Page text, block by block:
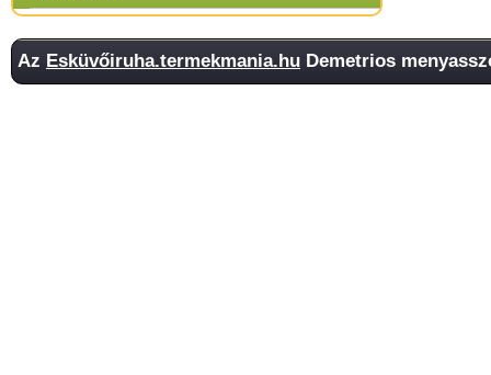
Az Esküvőiruha.termekmania.hu Demetrios